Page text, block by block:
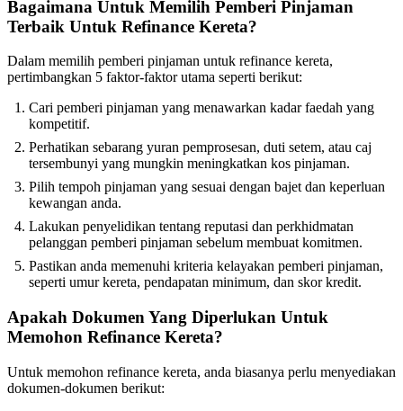
Bagaimana Untuk Memilih Pemberi Pinjaman
Terbaik Untuk Refinance Kereta?
Dalam memilih pemberi pinjaman untuk refinance kereta,
pertimbangkan 5 faktor-faktor utama seperti berikut:
Cari pemberi pinjaman yang menawarkan kadar faedah yang
kompetitif.
Perhatikan sebarang yuran pemprosesan, duti setem, atau caj
tersembunyi yang mungkin meningkatkan kos pinjaman.
Pilih tempoh pinjaman yang sesuai dengan bajet dan keperluan
kewangan anda.
Lakukan penyelidikan tentang reputasi dan perkhidmatan
pelanggan pemberi pinjaman sebelum membuat komitmen.
Pastikan anda memenuhi kriteria kelayakan pemberi pinjaman,
seperti umur kereta, pendapatan minimum, dan skor kredit.
Apakah Dokumen Yang Diperlukan Untuk
Memohon Refinance Kereta?
Untuk memohon refinance kereta, anda biasanya perlu menyediakan
dokumen-dokumen berikut: